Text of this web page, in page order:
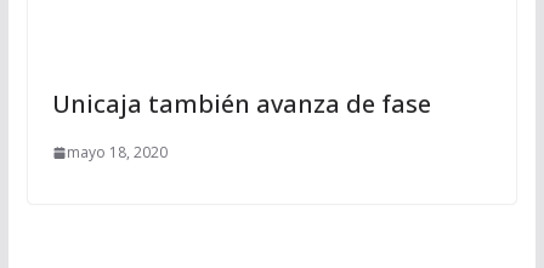
Unicaja también avanza de fase
mayo 18, 2020